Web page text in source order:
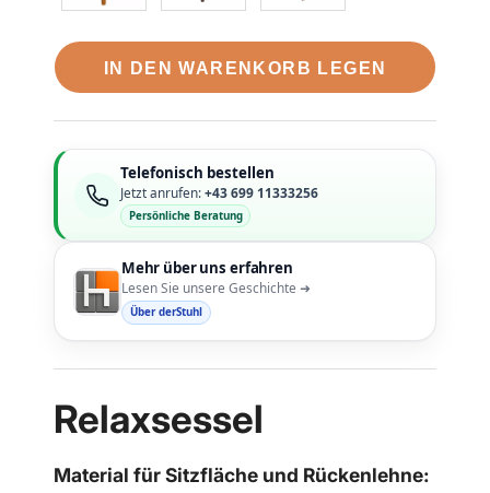
IN DEN WARENKORB LEGEN
Telefonisch bestellen
Jetzt anrufen:+43 699 11333256
Persönliche Beratung
Mehr über uns erfahren
Lesen Sie unsere Geschichte ➜
Über derStuhl
Relaxsessel
Material für Sitzfläche und Rückenlehne: